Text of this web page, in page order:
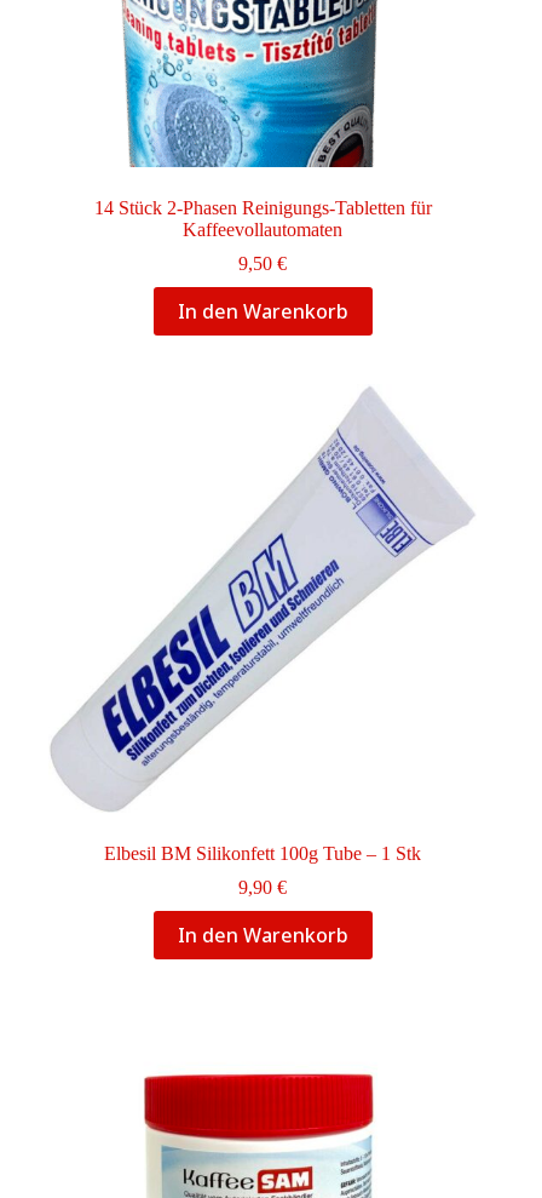
14 Stück 2-Phasen Reinigungs-Tabletten für
Kaffeevollautomaten
9,50€
In den Warenkorb
Elbesil BM Silikonfett 100g Tube – 1 Stk
9,90€
In den Warenkorb